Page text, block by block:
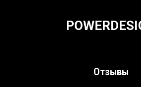
Отзывы